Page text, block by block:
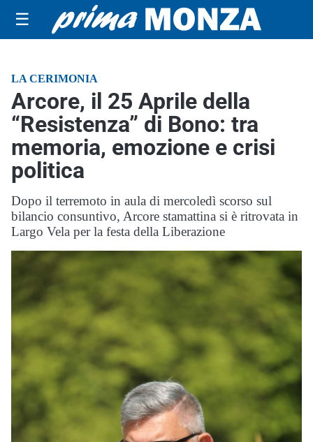
☰
LA CERIMONIA
Arcore, il 25 Aprile della
“Resistenza” di Bono: tra
memoria, emozione e crisi
politica
Dopo il terremoto in aula di mercoledì scorso sul
bilancio consuntivo, Arcore stamattina si è ritrovata in
Largo Vela per la festa della Liberazione